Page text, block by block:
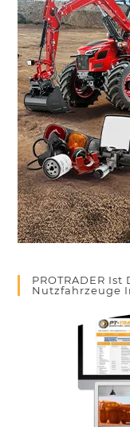
PROTRADER
Nutzfahrzeuge